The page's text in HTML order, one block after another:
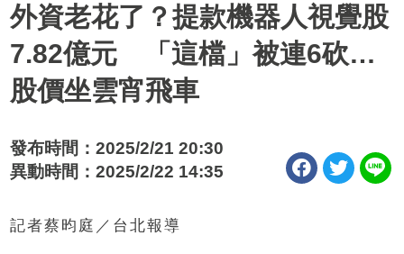
外資老花了？提款機器人視覺股
7.82億元 「這檔」被連6砍…
股價坐雲宵飛車
發布時間：2025/2/21 20:30
異動時間：2025/2/22 14:35
記者蔡昀庭／台北報導